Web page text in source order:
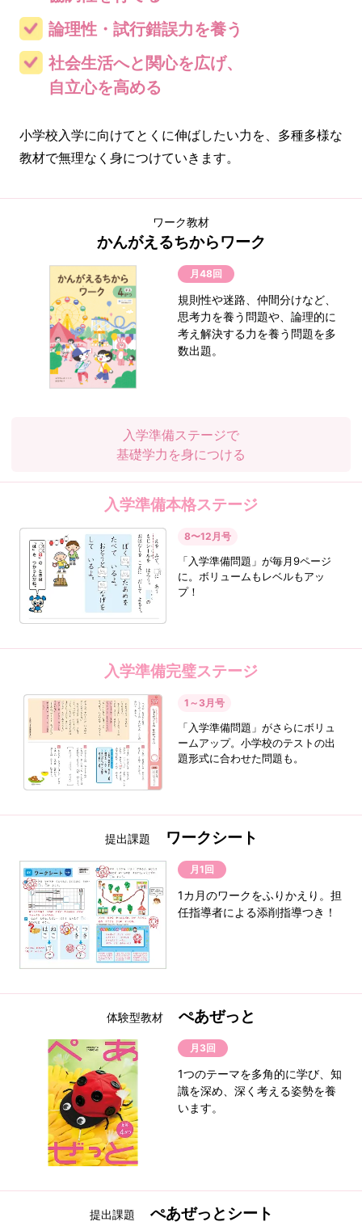
論理性・試行錯誤力を養う
社会生活へと関心を広げ、
自立心を高める
小学校入学に向けてとくに伸ばしたい力を、多種多様な
教材で無理なく身につけていきます。
ワーク教材
かんがえるちからワーク
月48回
規則性や迷路、仲間分けなど、
思考力を養う問題や、論理的に
考え解決する力を養う問題を多
数出題。
入学準備ステージで
基礎学力を身につける
入学準備本格ステージ
8〜12月号
「入学準備問題」が毎月9ページ
に。 ボリュームもレベルもアッ
プ！
入学準備完璧ステージ
1～3月号
「入学準備問題」がさらにボリュ
ームアップ。 小学校のテストの出
題形式に合わせた問題も。
提出課題 ワークシート
月1回
1カ月のワークをふりかえり。担
任指導者による添削指導つき！
体験型教材 ぺあぜっと
月3回
1つのテーマを多角的に学び、知
識を深め、深く考える姿勢を養
います。
提出課題 ぺあぜっとシート